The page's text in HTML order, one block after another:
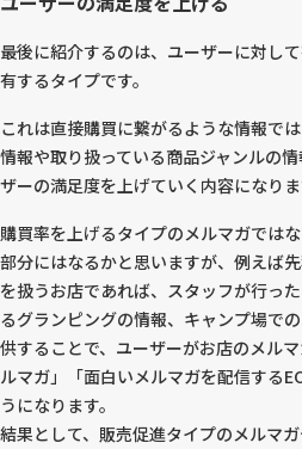
最後に紹介するのは、ユーザーに対し
有するタイプです。
これは直接購買に繋がるような情報で
情報や取り扱っている商品ジャンルの
ザーの満足度を上げていく内容になりま
購買率を上げるタイプのメルマガでは
部分にはなるかと思いますが、例えば
を扱うお店であれば、スタッフが行っ
るグランピングの情報、キャンプ場で
供することで、ユーザーがお店のメル
ルマガ」「面白いメルマガを配信する
うになります。
結果として、販売促進タイプのメルマ